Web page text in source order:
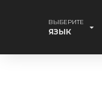
ВЫБЕРИТЕ
ЯЗЫК